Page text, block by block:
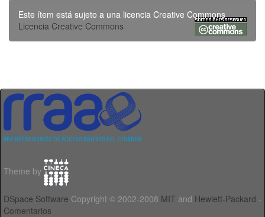
Este ítem está sujeto a una licencia Creative Commons
Licencia Creative Commons
Theme by
DSpace Software Copyright © 2002-2008 MIT and Hewlett-Packard -
Comentarios